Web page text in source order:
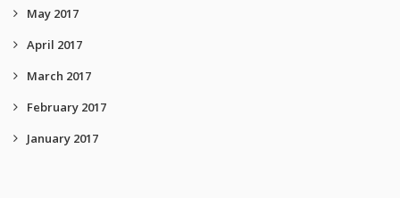
May 2017
April 2017
March 2017
February 2017
January 2017